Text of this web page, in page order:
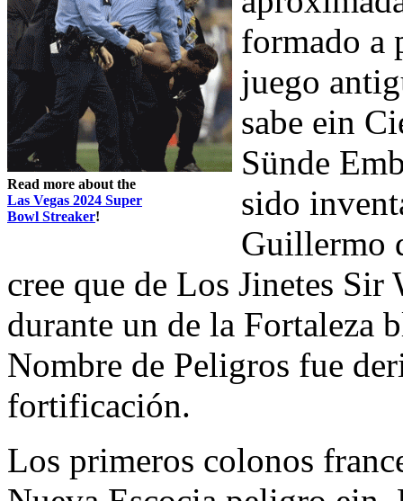
Read more about the
Las Vegas 2024 Super
Bowl Streaker!
formado a
juego
sabe ein
Sünde
sido
Guillermo
cree que de Los Jinetes
durante un de la Fortaleza
Nombre de Peligros fue
fortificación.
Los primeros colonos